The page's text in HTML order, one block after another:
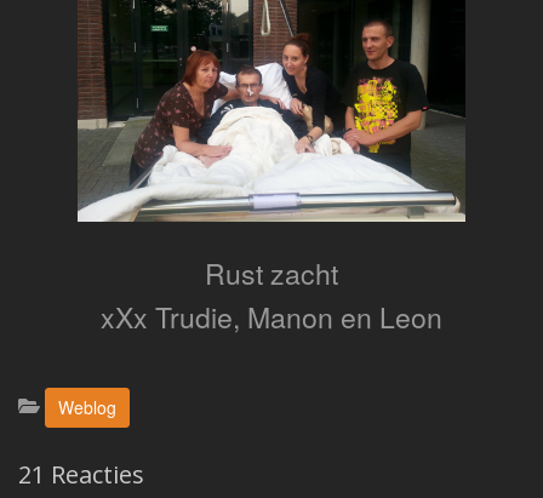
Rust zacht
xXx Trudie, Manon en Leon
Categorieën:
Weblog
21 Reacties